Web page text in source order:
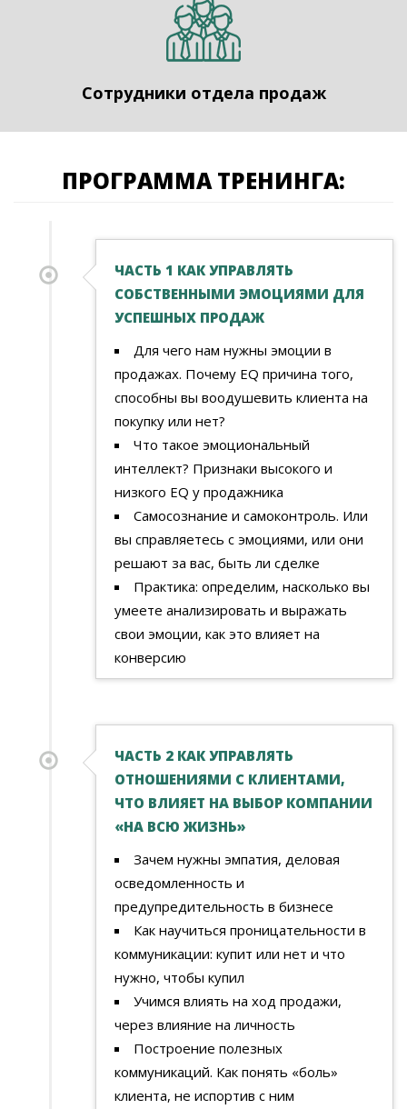
Сотрудники отдела продаж
ПРОГРАММА ТРЕНИНГА:
ЧАСТЬ 1 КАК УПРАВЛЯТЬ
СОБСТВЕННЫМИ ЭМОЦИЯМИ ДЛЯ
УСПЕШНЫХ ПРОДАЖ
Для чего нам нужны эмоции в
продажах. Почему ЕQ причина того,
способны вы воодушевить клиента на
покупку или нет?
Что такое эмоциональный
интеллект? Признаки высокого и
низкого EQ у продажника
Самосознание и самоконтроль. Или
вы справляетесь с эмоциями, или они
решают за вас, быть ли сделке
Практика: определим, насколько вы
умеете анализировать и выражать
свои эмоции, как это влияет на
конверсию
ЧАСТЬ 2 КАК УПРАВЛЯТЬ
ОТНОШЕНИЯМИ C КЛИЕНТАМИ,
ЧТО ВЛИЯЕТ НА ВЫБОР КОМПАНИИ
«НА ВСЮ ЖИЗНЬ»
Зачем нужны эмпатия, деловая
осведомленность и
предупредительность в бизнесе
Как научиться проницательности в
коммуникации: купит или нет и что
нужно, чтобы купил
Учимся влиять на ход продажи,
через влияние на личность
Построение полезных
коммуникаций. Как понять «боль»
клиента, не испортив с ним